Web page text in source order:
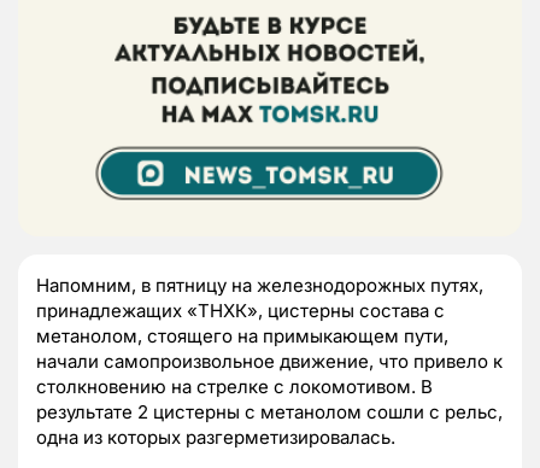
Напомним, в пятницу на железнодорожных путях,
принадлежащих «ТНХК», цистерны состава с
метанолом, стоящего на примыкающем пути,
начали самопроизвольное движение, что привело к
столкновению на стрелке с локомотивом. В
результате 2 цистерны с метанолом сошли с рельс,
одна из которых разгерметизировалась.